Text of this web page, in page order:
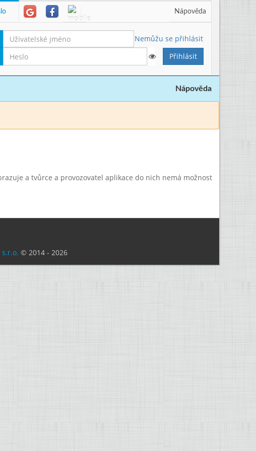
Nápověda
Nemůžu se přihlásit
Nápověda
a tvůrce a provozovatel aplikace do nich nemá možnost
s.r.o. © 2014 - 2026